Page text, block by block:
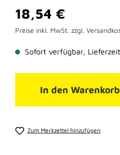
Regulärer Preis:
18,54 €
Preise inkl. MwSt. zzgl.
Sofort verfügbar,
In den Warenkorb
Zum Merkzettel hinzufügen